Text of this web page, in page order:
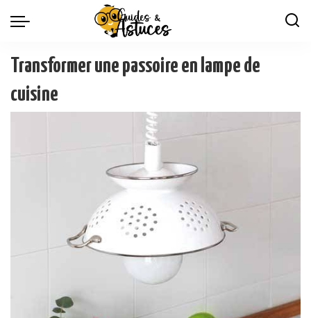
Transformer une passoire en lampe de
cuisine